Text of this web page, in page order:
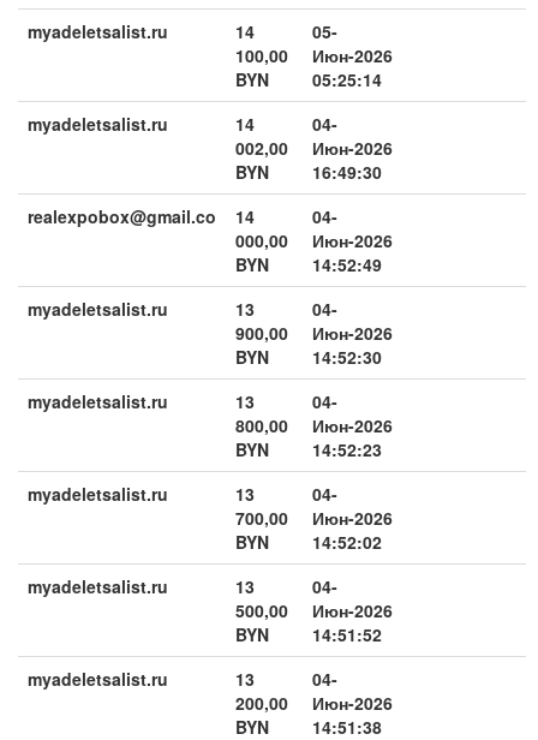
myadeletsalist.ru
14
100,00
BYN
05-
Июн-2026
05:25:14
myadeletsalist.ru
14
002,00
BYN
04-
Июн-2026
16:49:30
realexpobox@gmail.co
14
000,00
BYN
04-
Июн-2026
14:52:49
myadeletsalist.ru
13
900,00
BYN
04-
Июн-2026
14:52:30
myadeletsalist.ru
13
800,00
BYN
04-
Июн-2026
14:52:23
myadeletsalist.ru
13
700,00
BYN
04-
Июн-2026
14:52:02
myadeletsalist.ru
13
500,00
BYN
04-
Июн-2026
14:51:52
myadeletsalist.ru
13
200,00
BYN
04-
Июн-2026
14:51:38